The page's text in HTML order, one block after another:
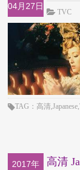
04月27日 视广告
TVC
TAG：高清
2017年
高清